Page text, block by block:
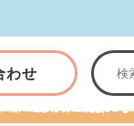
わせ